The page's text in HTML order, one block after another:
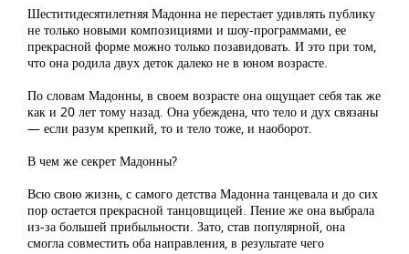
Шеститидесятилетняя Мадонна не перестает удивлять публику
не только новыми композициями и шоу-программами, ее
прекрасной форме можно только позавидовать. И это при том,
что она родила двух деток далеко не в юном возрасте.
По словам Мадонны, в своем возрасте она ощущает себя так же
как и 20 лет тому назад. Она убеждена, что тело и дух связаны
— если разум крепкий, то и тело тоже, и наоборот.
В чем же секрет Мадонны?
Всю свою жизнь, с самого детства Мадонна танцевала и до сих
пор остается прекрасной танцовщицей. Пение же она выбрала
из-за большей прибыльности. Зато, став популярной, она
смогла совместить оба направления, в результате чего